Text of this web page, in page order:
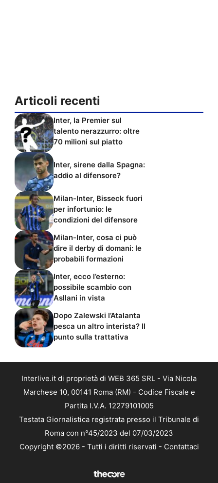
Articoli recenti
Inter, la Premier sul
talento nerazzurro: oltre
70 milioni sul piatto
Inter, sirene dalla Spagna:
addio al difensore?
Milan-Inter, Bisseck fuori
per infortunio: le
condizioni del difensore
Milan-Inter, cosa ci può
dire il derby di domani: le
probabili formazioni
Inter, ecco l’esterno:
possibile scambio con
Asllani in vista
Dopo Zalewski l’Atalanta
pesca un altro interista? Il
punto sulla trattativa
Interlive.it di proprietà di WEB 365 SRL - Via Nicola
Marchese 10, 00141 Roma (RM) - Codice Fiscale e
Partita I.V.A. 12279101005
Testata Giornalistica registrata presso il Tribunale di
Roma con n°45/2023 del 07/03/2023
Copyright ©2026 - Tutti i diritti riservati - Contattaci